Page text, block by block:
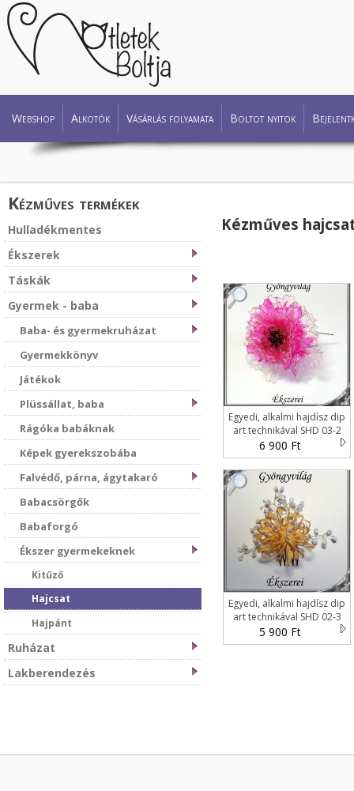
Webshop Alkotók Vásárlás folyamata Boltot nyitok
Kézműves termékek
Hulladékmentes
Ékszerek
Táskák
Gyermek - baba
Baba- és gyermekruházat
Gyermekkönyv
Játékok
Plüssállat, baba
Rágóka babáknak
Képek gyerekszobába
Falvédő, párna, ágytakaró
Babacsörgők
Babaforgó
Ékszer gyermekeknek
Kitűző
Hajcsat
Hajpánt
Ruházat
Lakberendezés
Kézműves
Egyedi, alkalmi hajdísz dip
art technikával SHD 03-2
6 900 Ft
Egyedi, alkalmi hajdísz dip
art technikával SHD 02-3
5 900 Ft